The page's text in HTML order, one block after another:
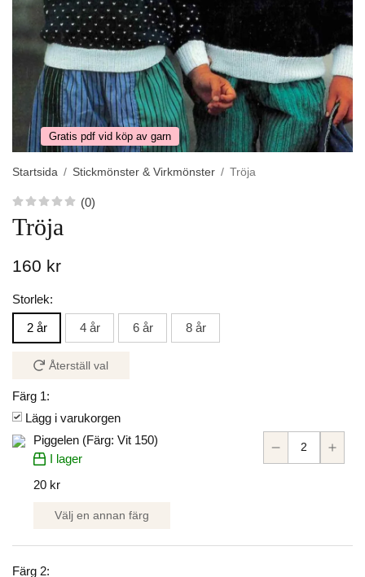
Gratis pdf vid köp av garn
Startsida / Stickmönster & Virkmönster / Tröja
(0)
Tröja
160 kr
Storlek:
2 år 4 år 6 år 8 år
Återställ val
Färg 1:
Lägg i varukorgen
Piggelen (Färg: Vit 150)
I lager
20 kr
Välj en annan färg
Färg 2: